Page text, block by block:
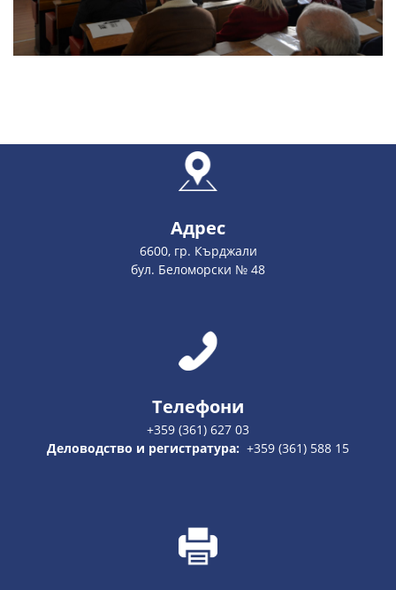
Адрес
6600, гр. Кърджали
бул. Беломорски № 48
Телефони
+359 (361) 627 03
Деловодство и регистратура: +359 (361) 588 15